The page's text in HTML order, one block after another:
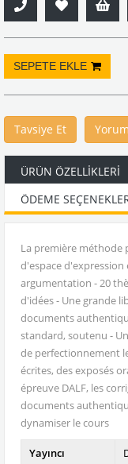
Tavsiye Et
ÜRÜN ÖZELLIKLERI
ÖDEME
La première méthode
d'espace
argumentation - 20
d'idées - Une grande
documents
standard, soutenu -
de perfectionnement
écrites, des exposés
épreuve DALF, les
documents
dynamiser le cours
Yayıncı